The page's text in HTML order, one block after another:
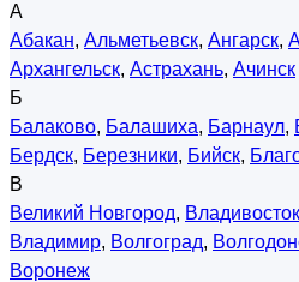
А
Абакан, Альметьевск, Ангарск,
Архангельск, Астрахань, Ачинск
Б
Балаково, Балашиха, Барнаул,
Бердск, Березники, Бийск,
В
Великий Новгород, Владивосток
Владимир, Волгоград,
Воронеж